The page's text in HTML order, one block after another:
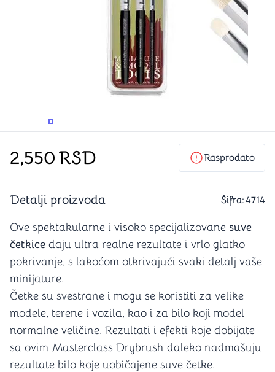
PROMENITE UGAO GLEDANJA
PROMENITE UGAO GLEDANJA
2,550RSD Rasprodato
Detalji proizvoda Šifra:4714
Ove spektakularne i visoko specijalizovane suve
četkice daju ultra realne rezultate i vrlo glatko
pokrivanje, s lakoćom otkrivajući svaki detalj vaše
minijature.
Četke su svestrane i mogu se koristiti za velike
modele, terene i vozila, kao i za bilo koji model
normalne veličine. Rezultati i efekti koje dobijate
sa ovim Masterclass Drybrush daleko nadmašuju
rezultate bilo koje uobičajene suve četke.